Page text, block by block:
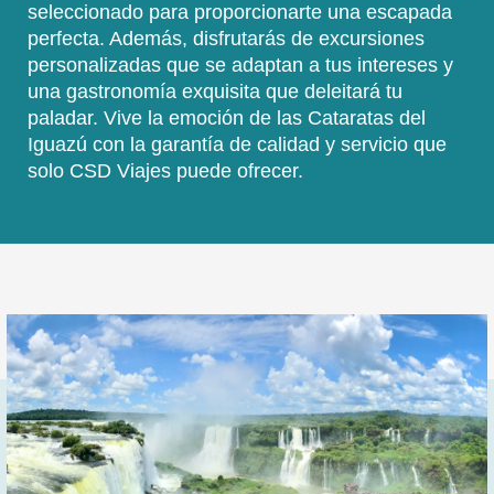
seleccionado para proporcionarte una escapada
perfecta. Además, disfrutarás de excursiones
personalizadas que se adaptan a tus intereses y
una gastronomía exquisita que deleitará tu
paladar. Vive la emoción de las Cataratas del
Iguazú con la garantía de calidad y servicio que
solo CSD Viajes puede ofrecer.